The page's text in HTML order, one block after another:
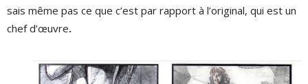
sais même pas ce que c’est par rapport à l’original, qui est un
chef d’œuvre.